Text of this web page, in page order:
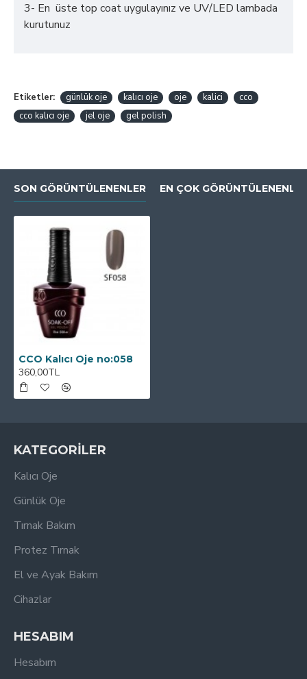
3- En üste top coat uygulayınız ve UV/LED lambada
kurutunuz
Etiketler: günlük oje kalıcı oje oje kalici
cco
cco kalıcı oje
jel oje gel polish
SON GÖRÜNTÜLENENLER EN ÇOK
CCO Kalıcı Oje no:058
360,00TL
KATEGORİLER
Kalıcı Oje
Günlük Oje
Tırnak Bakım
Protez Tırnak
El ve Ayak Bakım
Cihazlar
HESABIM
Hesabım